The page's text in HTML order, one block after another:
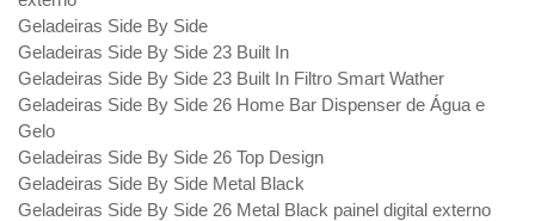
Geladeiras Side By Side
Geladeiras Side By Side 23 Built In
Geladeiras Side By Side 23 Built In Filtro Smart Wather
Geladeiras Side By Side 26 Home Bar Dispenser de Água e
Gelo
Geladeiras Side By Side 26 Top Design
Geladeiras Side By Side Metal Black
Geladeiras Side By Side 26 Metal Black painel digital externo